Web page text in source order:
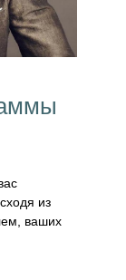
из
ваших